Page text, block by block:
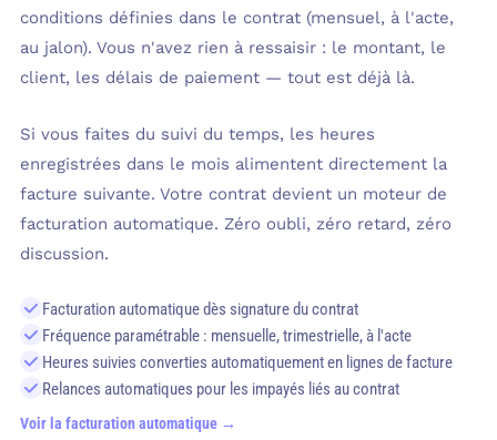
conditions définies dans le contrat (mensuel, à l'acte,
au jalon). Vous n'avez rien à ressaisir : le montant, le
client, les délais de paiement — tout est déjà là.
Si vous faites du suivi du temps, les heures
enregistrées dans le mois alimentent directement la
facture suivante. Votre contrat devient un moteur de
facturation automatique. Zéro oubli, zéro retard, zéro
discussion.
Facturation automatique dès signature du contrat
Fréquence paramétrable : mensuelle, trimestrielle, à l'acte
Heures suivies converties automatiquement en lignes de facture
Relances automatiques pour les impayés liés au contrat
Voir la facturation automatique →